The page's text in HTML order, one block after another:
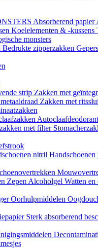
Absorberend papier
Koelelementen & -kussens
monsters
Bedrukte zipperzakken
strip Zakken met
Zakken met
Autoclaafdeodorant
met filter
nitril
Zepen Alcoholgel Watten en
Oorhulpmiddelen
Sterk absorberend